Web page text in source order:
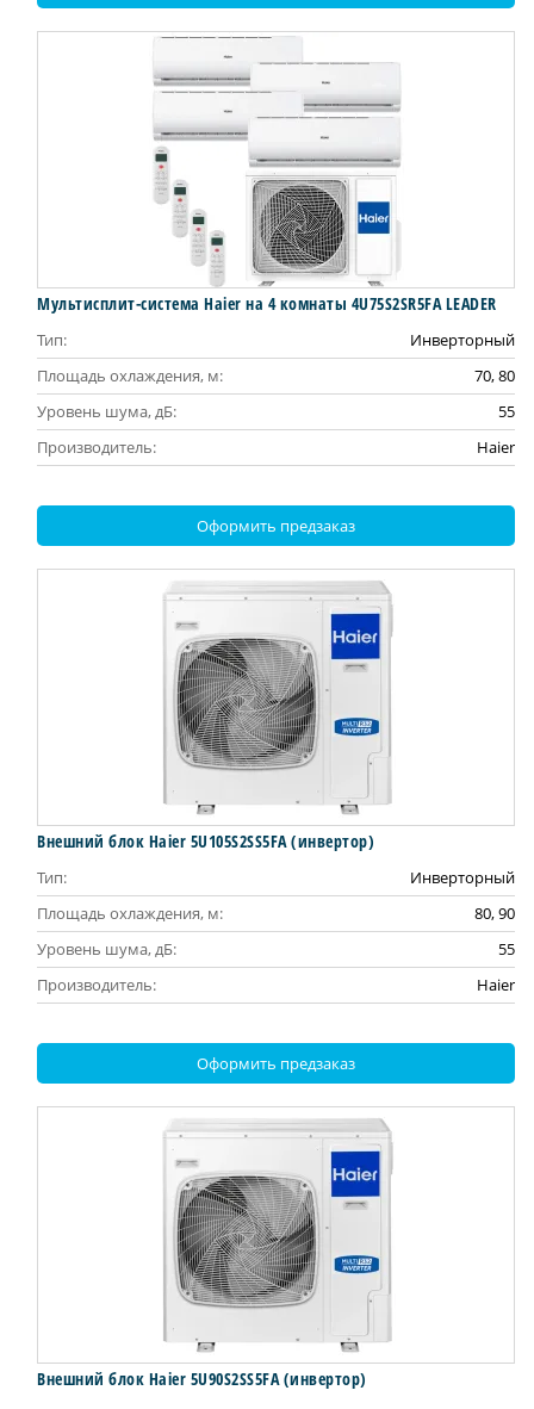
Мультисплит-система Haier на 4 комнаты 4U75S2SR5FA LEADER
Тип:
Инверторный
Площадь охлаждения, м:
70, 80
Уровень шума, дБ:
55
Производитель:
Haier
Оформить предзаказ
Внешний блок Haier 5U105S2SS5FA (инвертор)
Тип:
Инверторный
Площадь охлаждения, м:
80, 90
Уровень шума, дБ:
55
Производитель:
Haier
Оформить предзаказ
Внешний блок Haier 5U90S2SS5FA (инвертор)